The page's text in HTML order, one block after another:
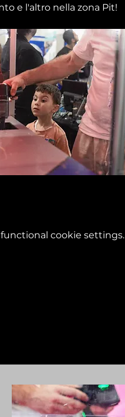
e l'altro nella zona Pit!
cookie settings.